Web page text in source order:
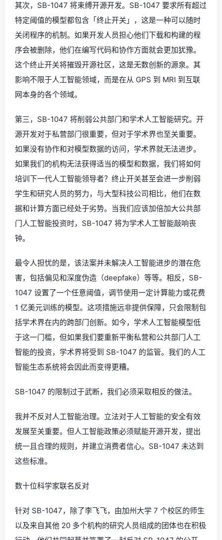
其次，SB-1047 将束缚开源开发。SB-1047 要求所有超过
特定阈值的模型都包含「终止开关」，这是一种可以随时
关闭程序的机制。如果开发人员担心他们下载和构建的程
序会被删除，他们在编写代码和协作方面就会更加犹豫。
这个终止开关将摧毁开源社区，这是无数创新的源泉。其
影响不限于人工智能领域，而是在从 GPS 到 MRI 到互联
网本身的各个领域。
第三，SB-1047 将削弱公共部门和学术人工智能研究。开
源开发对于私营部门很重要，但对于学术界也至关重要。
如果没有协作和对模型数据的访问，学术界就无法进步。
如果我们的机构无法获得适当的模型和数据，我们将如何
培训下一代人工智能领导者？终止开关甚至会进一步削弱
学生和研究人员的努力，与大型科技公司相比，他们在数
据和计算方面已经处于劣势。当我们应该加倍加大公共部
门人工智能投资时，SB-1047 将为学术人工智能敲响丧
钟。
最令人担忧的是，该法案并未解决人工智能进步的潜在危
害，包括偏见和深度伪造（deepfake）等等。相反，SB-
1047 设置了一个任意阈值，调节使用一定计算能力或花费
1 亿美元训练的模型。这项措施远非提供保障，只会限制包
括学术界在内的跨部门创新。如今，学术人工智能模型低
于这一门槛，但如果我们要重新平衡私营和公共部门人工
智能的投资，学术界将受到 SB-1047 的监管。我们的人工
智能生态系统将会因此而变得更糟。
SB-1047 的限制过于武断，我们必须采取相反的做法。
我并不反对人工智能治理。立法对于人工智能的安全有效
发展至关重要。但人工智能政策必须赋能开源开发，提出
统一且合理的规则，并建立消费者信心。SB-1047 未达到
这些标准。
数十位科学家联名反对
针对 SB-1047，除了李飞飞，由加州大学 7 个校区的师生
以及来自其他 20 多个机构的研究人员组成的团体也在积极